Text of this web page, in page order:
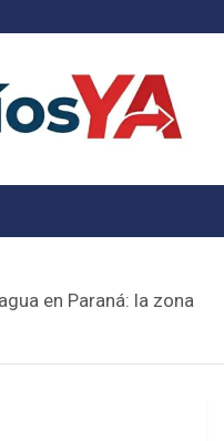
Ríos
en Paraná: la zona